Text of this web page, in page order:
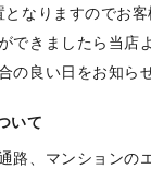
なりますのでお
できましたら当店
の良い日をお知ら
いて
路、マンションの